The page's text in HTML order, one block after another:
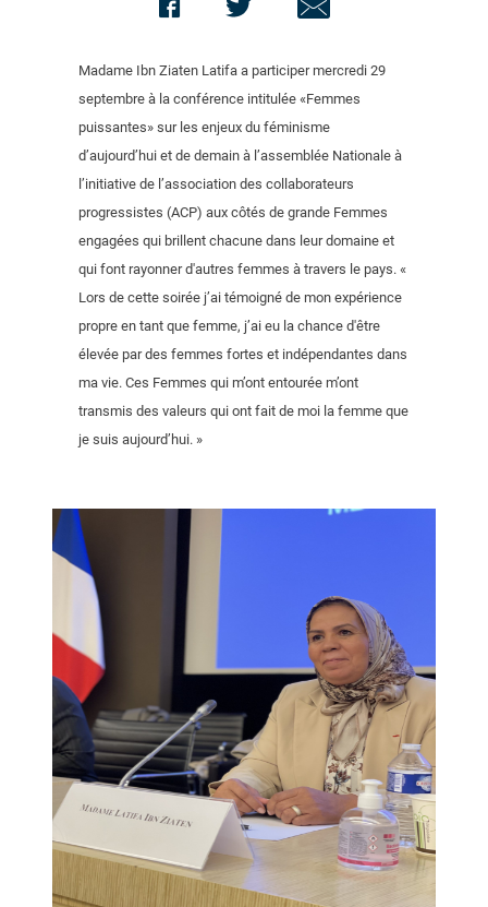
Madame Ibn Ziaten Latifa a participer mercredi 29
septembre à la conférence intitulée «Femmes
puissantes» sur les enjeux du féminisme
d’aujourd’hui et de demain à l’assemblée Nationale à
l’initiative de l’association des collaborateurs
progressistes (ACP) aux côtés de grande Femmes
engagées qui brillent chacune dans leur domaine et
qui font rayonner d'autres femmes à travers le pays. «
Lors de cette soirée j’ai témoigné de mon expérience
propre en tant que femme, j’ai eu la chance d'être
élevée par des femmes fortes et indépendantes dans
ma vie. Ces Femmes qui m’ont entourée m’ont
transmis des valeurs qui ont fait de moi la femme que
je suis aujourd’hui. »